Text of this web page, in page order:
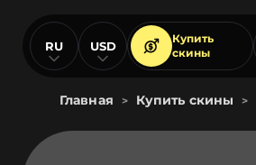
RU USD
Купить
скины
Главная > Купить скины >